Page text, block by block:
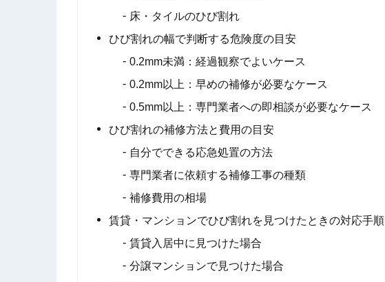
床・タイルのひび割れ
ひび割れの幅で判断する危険度の目安
0.2mm未満：経過観察でよいケース
0.2mm以上：早めの補修が必要なケース
0.5mm以上：専門業者への即相談が必要なケース
ひび割れの補修方法と費用の目安
自分でできる応急処置の方法
専門業者に依頼する補修工事の種類
補修費用の相場
賃貸・マンションでひび割れを見つけたときの対応手順
賃貸入居中に見つけた場合
分譲マンションで見つけた場合